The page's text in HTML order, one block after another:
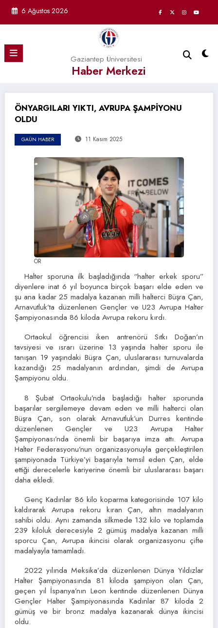
6 Ağustos 2026
Gaziantep Üniversitesi
Haber Merkezi
ÖNYARGILARI YIKTI, AVRUPA ŞAMPİYONU
OLDU
GAÜN HABER 11 Kasım 2025
OR
Halter sporuna ilk başladığında “halter erkek sporu”
diyenlere inat 6 yıl boyunca birçok başarı elde eden ve
şu ana kadar 25 madalya kazanan milli halterci Büşra Çan,
Arnavutluk’ta düzenlenen Gençler ve U23 Avrupa Halter
Şampiyonasında 86 kiloda Avrupa rekoru kırdı.
Ortaokul öğrencisi iken antrenörü Sıtkı Doğan’ın
tavsiyesi ve ısrarı üzerine 13 yaşında halter sporu ile
tanışan 19 yaşındaki Büşra Çan, uluslararası turnuvalarda
kazandığı 25 madalyanın ardından, şimdi de Avrupa
Şampiyonu oldu.
8 Şubat Ortaokulu’nda başladığı halter sporunda
başarılar sergilemeye devam eden ve milli halterci olan
Büşra Çan, son olarak Arnavutluk’un Durres kentinde
düzenlenen Gençler ve U23 Avrupa Halter
Şampiyonası’nda önemli bir başarıya imza attı. Avrupa
Halter Federasyonu’nun organizasyonuyla gerçekleştirilen
şampiyonada Türkiye’yi başarıyla temsil eden Çan, elde
ettiği derecelerle kariyerine önemli bir uluslararası başarı
daha ekledi.
Genç Kadınlar 86 kilo koparma kategorisinde 107 kilo
kaldırarak Avrupa rekoru kıran Çan, altın madalyanın
sahibi oldu. Aynı zamanda silkmede 132 kilo ve toplamda
239 kiloluk derecesiyle 2 gümüş madalya kazanan milli
sporcu Çan, Avrupa ikincisi olarak organizasyonu çifte
madalyayla tamamladı.
2022 yılında Meksika’da düzenlenen Dünya Yıldızlar
Halter Şampiyonasında 81 kiloda şampiyon olan Çan,
geçen yıl İspanya’nın Leon kentinde düzenlenen Dünya
Gençler Halter Şampiyonasında Kadınlar 87 kiloda 2
gümüş ve bir bronz madalya kazanarak dünya ikincisi
oldu.